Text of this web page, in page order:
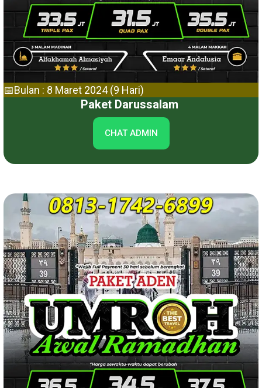
📅Bulan : 8 Maret 2024 (9 Hari)
Paket Darussalam
CHAT ADMIN